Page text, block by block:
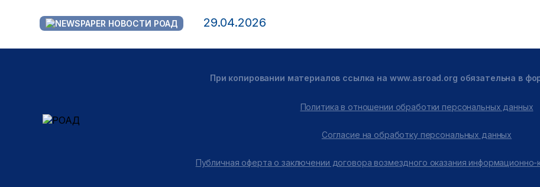
НОВОСТИ РОАД 29.04.2026
При копировании материалов ссылка на www.asroad.org обязательна в
Политика в отношении обработки персональных данных
Согласие на обработку персональных данных
Публичная оферта о заключении договора возмездного оказания информационно-